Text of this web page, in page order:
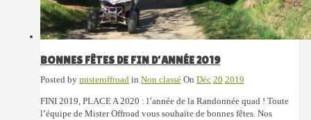
BONNES FÊTES DE FIN D’ANNÉE 2019
Posted by misteroffroad in Non classé On Déc 20 2019
FINI 2019, PLACE A 2020 : l’année de la Randonnée quad ! Toute
l’équipe de Mister Offroad vous souhaite de bonnes fêtes. Nos